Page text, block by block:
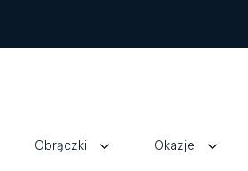
Obrączki Okazje